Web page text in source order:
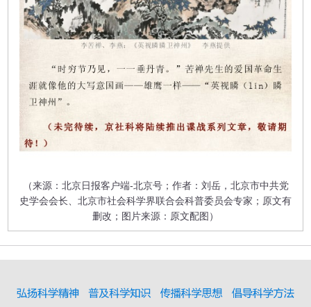
（来源：北京日报客户端-北京号；作者：刘岳，北京市中共党
史学会会长、北京市社会科学界联合会科普委员会专家；原文有
删改；图片来源：原文配图 ）